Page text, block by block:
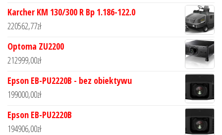
Karcher KM 130/300 R Bp 1.186-122.0
220562,77zł
Optoma ZU2200
212999,00zł
Epson EB-PU2220B - bez obiektywu
199000,00zł
Epson EB-PU2220B
194906,00zł